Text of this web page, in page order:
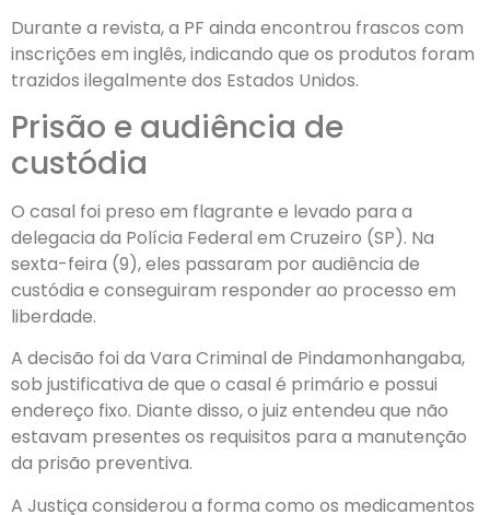
Durante a revista, a PF ainda encontrou frascos com
inscrições em inglês, indicando que os produtos foram
trazidos ilegalmente dos Estados Unidos.
Prisão e audiência de
custódia
O casal foi preso em flagrante e levado para a
delegacia da Polícia Federal em Cruzeiro (SP). Na
sexta-feira (9), eles passaram por audiência de
custódia e conseguiram responder ao processo em
liberdade.
A decisão foi da Vara Criminal de Pindamonhangaba,
sob justificativa de que o casal é primário e possui
endereço fixo. Diante disso, o juiz entendeu que não
estavam presentes os requisitos para a manutenção
da prisão preventiva.
A Justiça considerou a forma como os medicamentos